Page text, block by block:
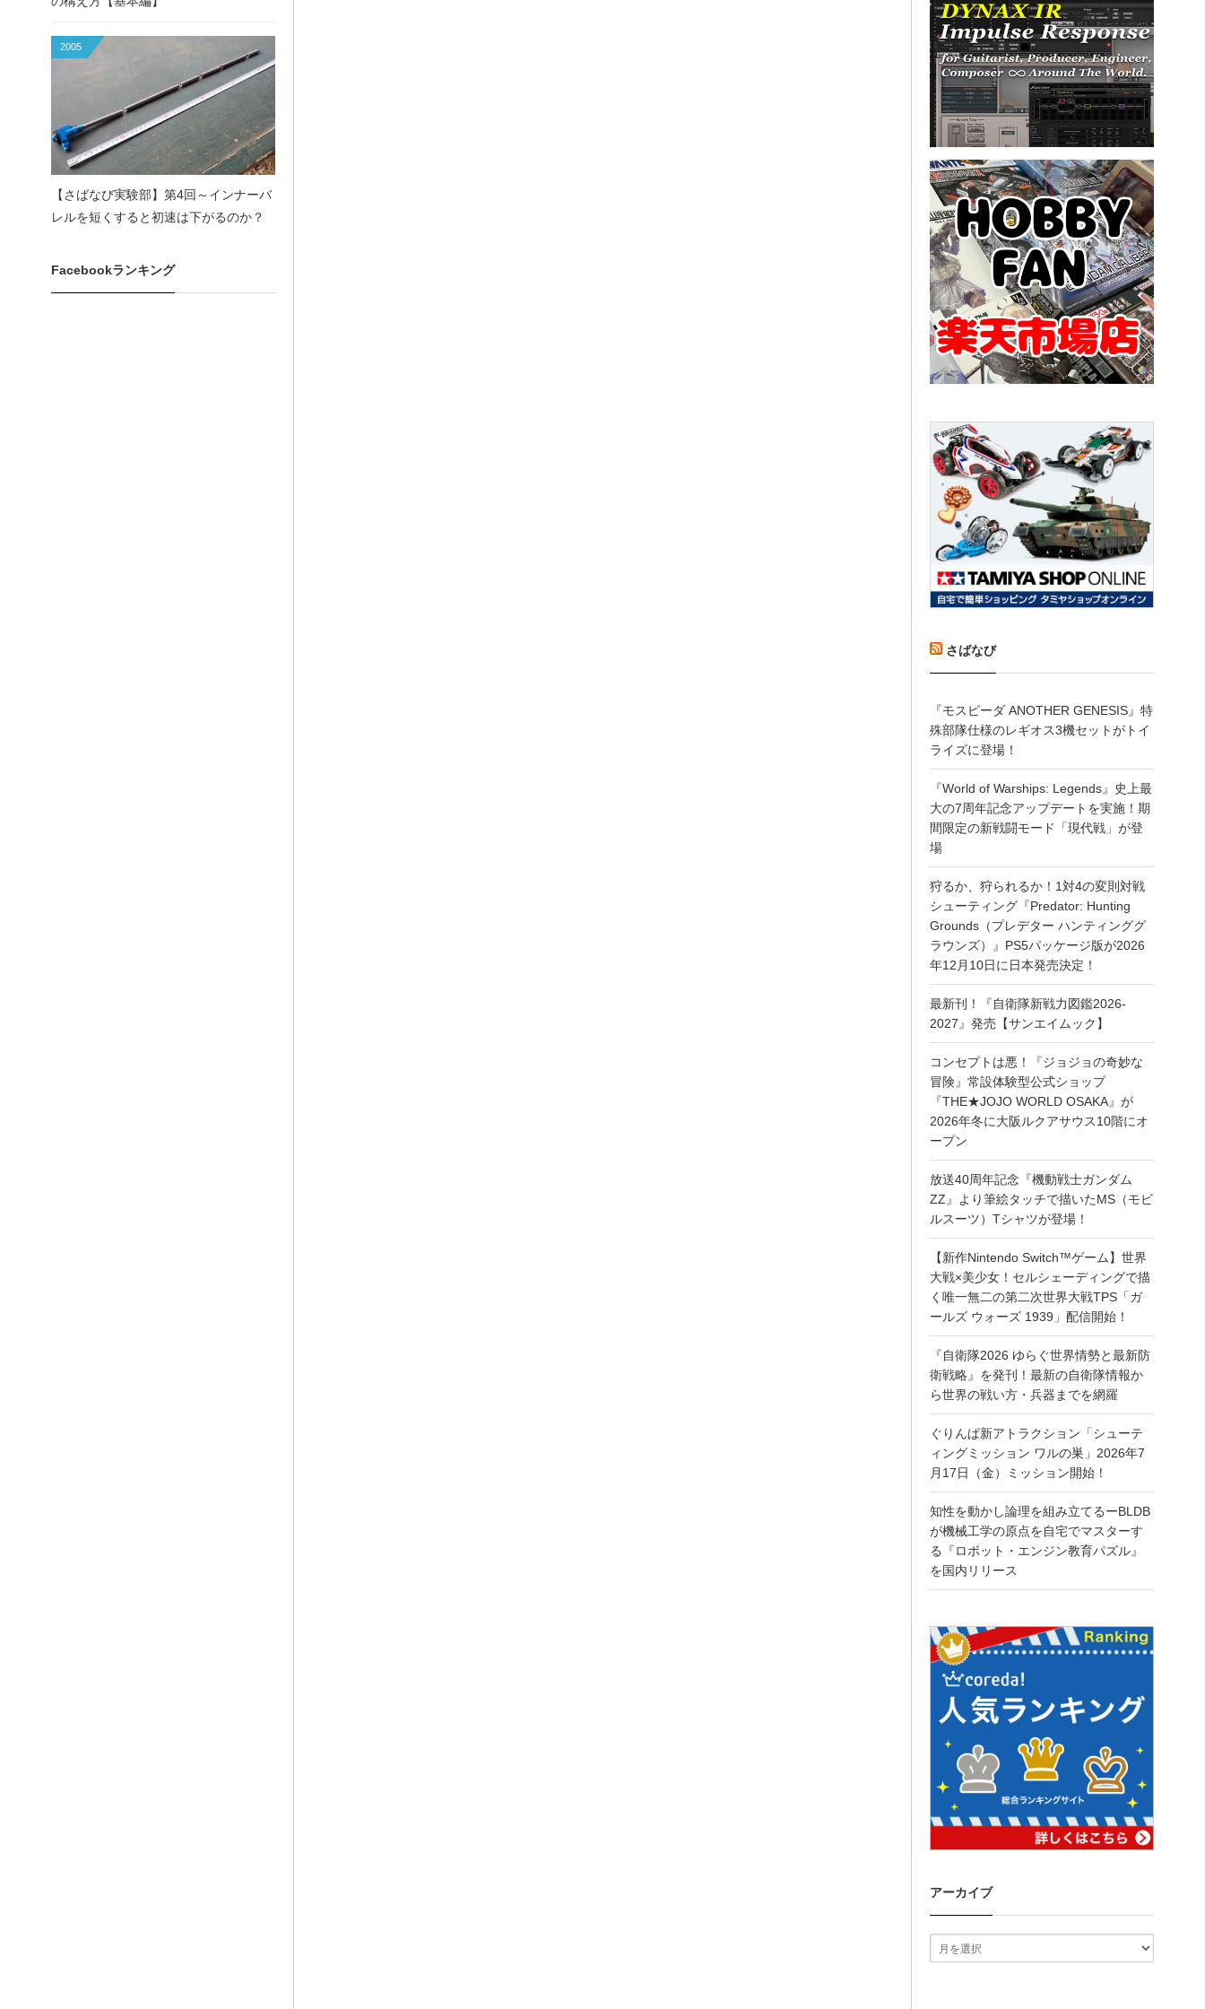
2005
【さばなび実験部】第4回～インナーバ
レルを短くすると初速は下がるのか？
Facebookランキング
さばなび
『モスピーダ ANOTHER GENESIS』特
殊部隊仕様のレギオス3機セットがトイ
ライズに登場！
『World of Warships: Legends』史上最
大の7周年記念アップデートを実施！期
間限定の新戦闘モード「現代戦」が登
場
狩るか、狩られるか！1対4の変則対戦
シューティング『Predator: Hunting
Grounds（プレデター ハンティンググ
ラウンズ）』PS5パッケージ版が2026
年12月10日に日本発売決定！
最新刊！『自衛隊新戦力図鑑2026-
2027』発売【サンエイムック】
コンセプトは悪！『ジョジョの奇妙な
冒険』常設体験型公式ショップ
『THE★JOJO WORLD OSAKA』が
2026年冬に大阪ルクアサウス10階にオ
ープン
放送40周年記念『機動戦士ガンダム
ZZ』より筆絵タッチで描いたMS（モビ
ルスーツ）Tシャツが登場！
【新作Nintendo Switch™ゲーム】世界
大戦×美少女！セルシェーディングで描
く唯一無二の第二次世界大戦TPS「ガ
ールズ ウォーズ 1939」配信開始！
『自衛隊2026 ゆらぐ世界情勢と最新防
衛戦略』を発刊！最新の自衛隊情報か
ら世界の戦い方・兵器までを網羅
ぐりんぱ新アトラクション「シューテ
ィングミッション ワルの巣」2026年7
月17日（金）ミッション開始！
知性を動かし論理を組み立てるーBLDB
が機械工学の原点を自宅でマスターす
る『ロボット・エンジン教育パズル』
を国内リリース
アーカイブ